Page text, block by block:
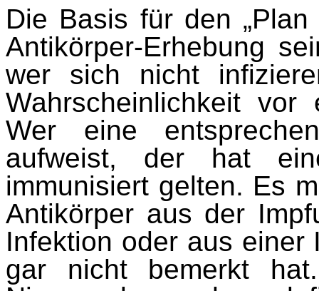
Die Basis für den
Antikörper-Erhebung
wer sich nicht
Wahrscheinlichkeit
Wer eine
aufweist, der hat
immunisiert gelten. Es
Antikörper aus der
Infektion oder aus einer
gar nicht bemerkt